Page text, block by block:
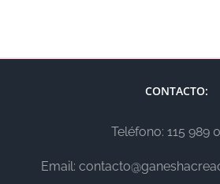
CONTACTO:
Teléfono: 115 989
Email: